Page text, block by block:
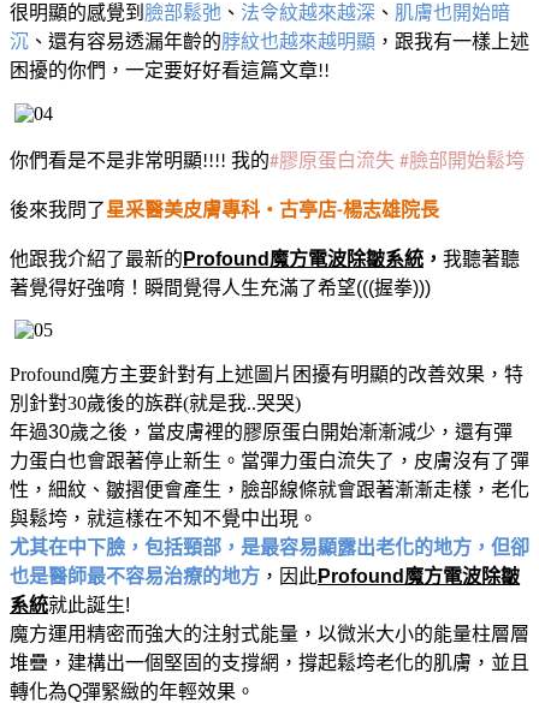
很明顯的感覺到 臉部鬆弛 、 法令紋越來越深 、 肌膚也開始暗
沉 、還有容易透漏年齡的脖紋也越來越明顯 ，跟我有一樣上述
困擾的你們，一定要好好看這篇文章!!
你們看是不是非常明顯!!!! 我的#膠原蛋白流失 #臉部開始鬆垮
後來我問了星采醫美皮膚專科‧古亭店-楊志雄院長
他跟我介紹了最新的 Profound 魔方電波除皺系統 ， 我聽著聽
著覺得好強唷！瞬間覺得人生充滿了希望(((握拳)))
Profound魔方主要針對有上述圖片困擾有明顯的改善效果，特
別針對30歲後的族群(就是我..哭哭)
年過30歲之後，當皮膚裡的膠原蛋白開始漸漸減少，還有彈
力蛋白也會跟著停止新生。當彈力蛋白流失了，皮膚沒有了彈
性，細紋、皺摺便會產生，臉部線條就會跟著漸漸走樣，老化
與鬆垮，就這樣在不知不覺中出現。
尤其在中下臉，包括頸部，是最容易顯露出老化的地方，但卻
也是醫師最不容易治療的地方 ，因此Profound 魔方電波除皺
系統就此誕生!
魔方運用精密而強大的注射式能量，以微米大小的能量柱層層
堆疊，建構出一個堅固的支撐網，撐起鬆垮老化的肌膚，並且
轉化為Q彈緊緻的年輕效果。